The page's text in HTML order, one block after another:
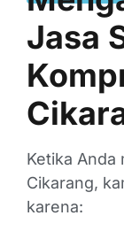
Jasa
Ketika
Cikarang,
karena: